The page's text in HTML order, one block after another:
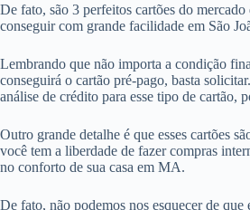
De fato, são 3 perfeitos cartões do
conseguir com grande facilidade em São
Lembrando que não importa a condição
conseguirá o cartão pré-pago, basta
análise de crédito para esse tipo de cartão,
Outro grande detalhe é que esses cartões
você tem a liberdade de fazer compras
no conforto de sua casa em MA.
De fato, não podemos nos esquecer de que